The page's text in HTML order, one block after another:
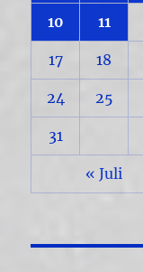
10 11
17 18
24 25
31
« Juli